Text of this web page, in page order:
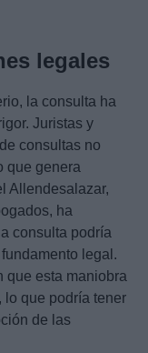
legales
la consulta ha
Juristas y
consultas no
que genera
Allendesalazar,
ha
consulta podría
legal.
que esta maniobra
lo que podría tener
de las